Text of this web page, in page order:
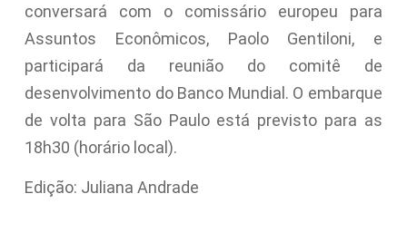
conversará com o comissário europeu para
Assuntos Econômicos, Paolo Gentiloni, e
participará da reunião do comitê de
desenvolvimento do Banco Mundial. O embarque
de volta para São Paulo está previsto para as
18h30 (horário local).
Edição: Juliana Andrade